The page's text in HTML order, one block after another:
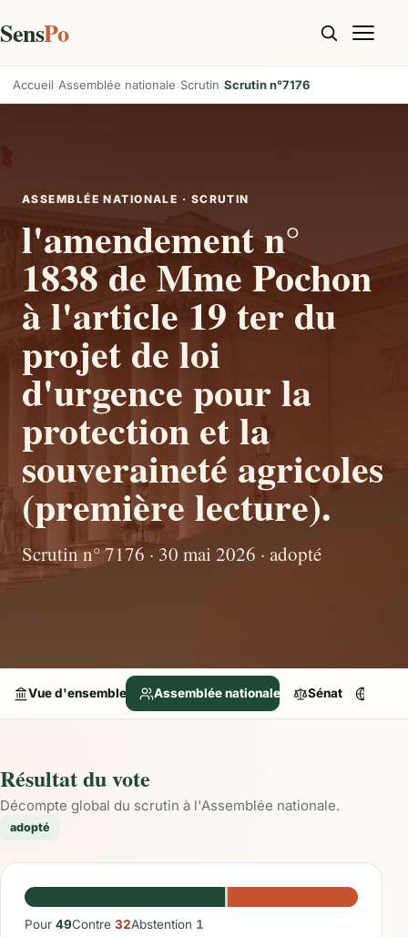
SensPo
Accueil Assemblée nationale Scrutin Scrutin n°7176
ASSEMBLÉE NATIONALE · SCRUTIN
l'amendement n°
1838 de Mme Pochon
à l'article 19 ter du
projet de loi
d'urgence pour la
protection et la
souveraineté agricoles
(première lecture).
Scrutin n° 7176 · 30 mai 2026 · adopté
Vue d'ensemble Assemblée nationale Sénat
Résultat du vote
Décompte global du scrutin à l'Assemblée nationale.
adopté
Pour 49Contre 32Abstention 1